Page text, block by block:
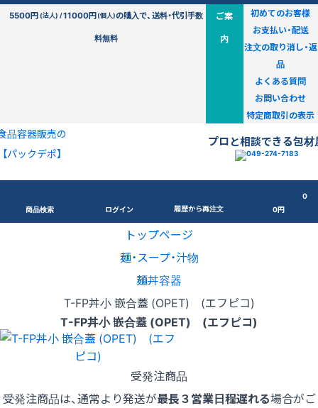
5500円(法人) /11000円(個人)の購入で、送料・代引手数
料無料
ご案
内
初めてのお客様
お支払い・配送
注文の取り消し・返
品
よくある質問
お問い合わせ
特定商取引の表示
品容器販売の
【パックデポ】
プロと相談できる包材
商品検索 ログイン 履歴から再注文
0
0円
トップページ
麺・スープ・汁物
麺丼容器
T-FP丼小 嵌合蓋 (OPET) (エフピコ)
T-FP丼小 嵌合蓋 (OPET) (エフピコ)
受発注商品
受発注商品は、通常より発送が最長３営業日程遅れる場合がご